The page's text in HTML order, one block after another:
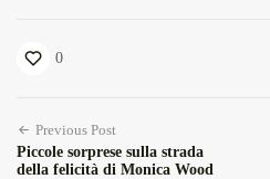
0
Previous Post
Piccole sorprese sulla strada
della felicità di Monica Wood